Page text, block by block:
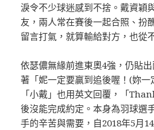
淚令不少球迷感到不捨。戴資穎
友，兩人常在賽後一起合照、扮
留言打氣，就算輸給對方，也從
依瑟儂無緣前進東奧4強，仍貼
著「妮一定要贏到追後喔！(妳一
「小戴」也用英文回覆，「
後沒能完成約定。本身為羽球選
手的辛苦與需要，自2018年5月